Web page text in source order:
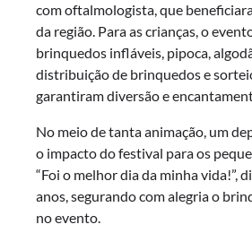
com oftalmologista, que
da região. Para as crianças, o
brinquedos infláveis, pipoca,
distribuição de brinquedos e
garantiram diversão e
No meio de tanta animação, um
o impacto do festival para os
“Foi o melhor dia da minha vida!”,
anos, segurando com alegria o
no evento.